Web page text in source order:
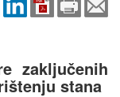
zaključenih
stana